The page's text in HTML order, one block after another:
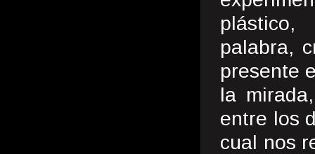
palabra,
presente
la
entre los
cual nos